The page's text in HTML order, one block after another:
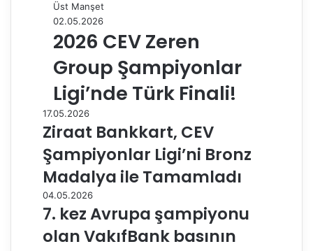
Üst Manşet
02.05.2026
2026 CEV Zeren
Group Şampiyonlar
Ligi’nde Türk Finali!
17.05.2026
Ziraat Bankkart, CEV
Şampiyonlar Ligi’ni Bronz
Madalya ile Tamamladı
04.05.2026
7. kez Avrupa şampiyonu
olan VakıfBank basının